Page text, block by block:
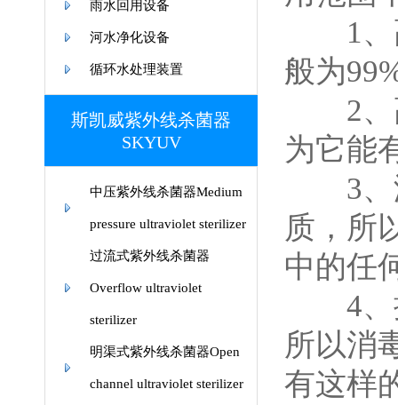
雨水回用设备
河水净化设备
循环水处理装置
斯凯威紫外线杀菌器
SKYUV
中压紫外线杀菌器Medium
pressure ultraviolet sterilizer
过流式紫外线杀菌器
Overflow ultraviolet
sterilizer
明渠式紫外线杀菌器Open
channel ultraviolet sterilizer
1、高
般为
2、高
为它能
3、没
质，所
中的任
4、操
所以消
有这样